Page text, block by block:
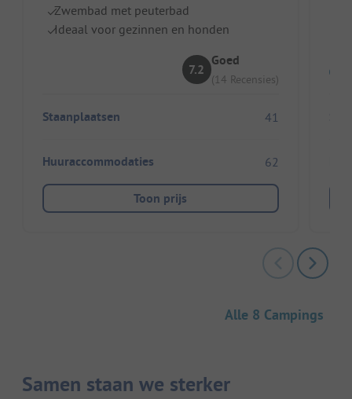
Zwembad met peuterbad
Ideaal voor gezinnen en honden
7.2
Goed
(14 Recensies)
Staanplaatsen 41
Huuraccommodaties 62
Toon prijs
Alle 8 Campings
Samen staan we sterker